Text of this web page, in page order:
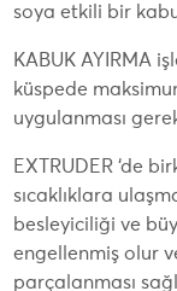
soya etkili bir
KABUK AYIRMA
küspede
uygulanması
EXTRUDER ‘de
sıcaklıklara
besleyiciliği ve
engellenmiş olur
parçalanması